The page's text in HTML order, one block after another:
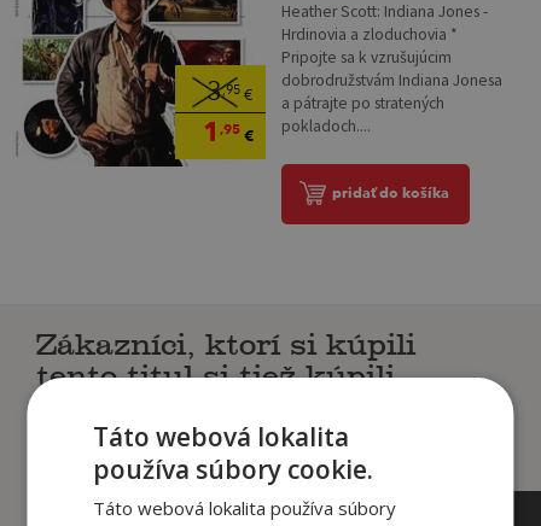
3,95€
1 ,95€
Heather Scott: Indiana Jones -
Hrdinovia a zloduchovia *
Pripojte sa k vzrušujúcim
dobrodružstvám Indiana Jonesa
a pátrajte po stratených
pokladoch....
pridať do košíka
Zákazníci, ktorí si kúpili
tento titul si tiež kúpili
Táto webová lokalita
používa súbory cookie.
Táto webová lokalita používa súbory